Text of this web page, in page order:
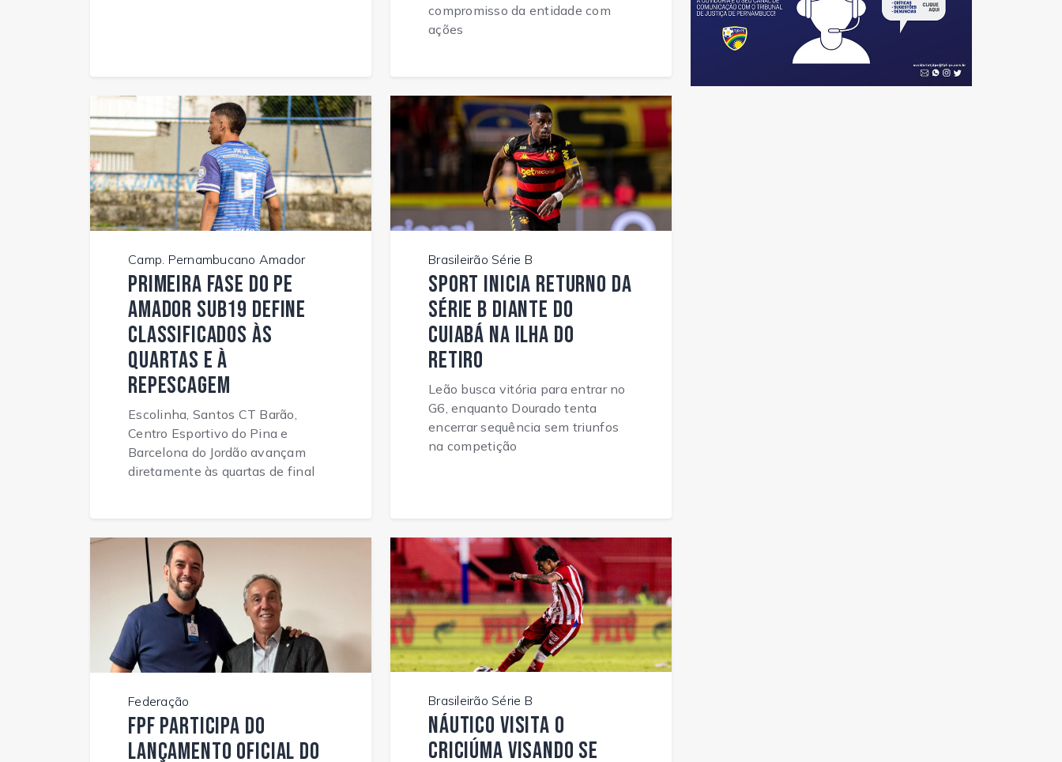
compromisso da entidade com
ações
Camp. Pernambucano Amador
Primeira fase do PE
Amador Sub19 define
classificados às
quartas e à
repescagem
Escolinha, Santos CT Barão,
Centro Esportivo do Pina e
Barcelona do Jordão avançam
diretamente às quartas de final
Brasileirão Série B
Sport inicia returno da
Série B diante do
Cuiabá na Ilha do
Retiro
Leão busca vitória para entrar no
G6, enquanto Dourado tenta
encerrar sequência sem triunfos
na competição
Federação
FPF participa do
lançamento oficial do
Brasileirão Série B
Náutico visita o
Criciúma visando se